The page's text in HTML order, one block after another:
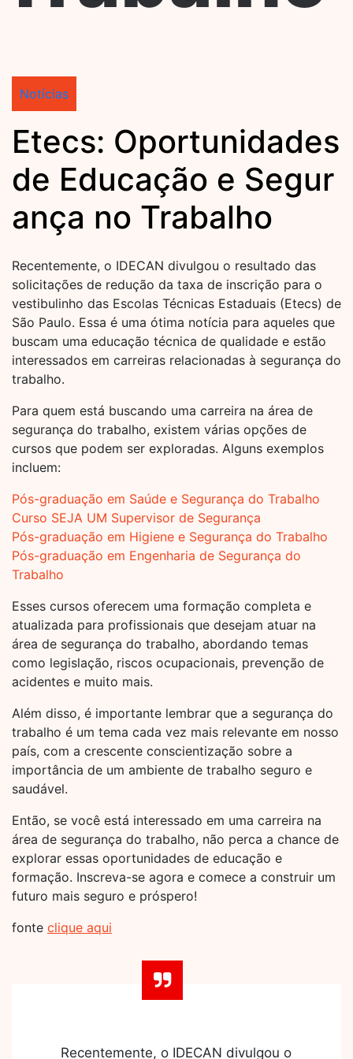
Notícias
Etecs: Oportunidades
de Educação e Segur
ança no Trabalho
Recentemente, o IDECAN divulgou o resultado das
solicitações de redução da taxa de inscrição para o
vestibulinho das Escolas Técnicas Estaduais (Etecs) de
São Paulo. Essa é uma ótima notícia para aqueles que
buscam uma educação técnica de qualidade e estão
interessados em carreiras relacionadas à segurança do
trabalho.
Para quem está buscando uma carreira na área de
segurança do trabalho, existem várias opções de
cursos que podem ser exploradas. Alguns exemplos
incluem:
Pós-graduação em Saúde e Segurança do Trabalho
Curso SEJA UM Supervisor de Segurança
Pós-graduação em Higiene e Segurança do Trabalho
Pós-graduação em Engenharia de Segurança do
Trabalho
Esses cursos oferecem uma formação completa e
atualizada para profissionais que desejam atuar na
área de segurança do trabalho, abordando temas
como legislação, riscos ocupacionais, prevenção de
acidentes e muito mais.
Além disso, é importante lembrar que a segurança do
trabalho é um tema cada vez mais relevante em nosso
país, com a crescente conscientização sobre a
importância de um ambiente de trabalho seguro e
saudável.
Então, se você está interessado em uma carreira na
área de segurança do trabalho, não perca a chance de
explorar essas oportunidades de educação e
formação. Inscreva-se agora e comece a construir um
futuro mais seguro e próspero!
fonte clique aqui
Recentemente, o IDECAN divulgou o